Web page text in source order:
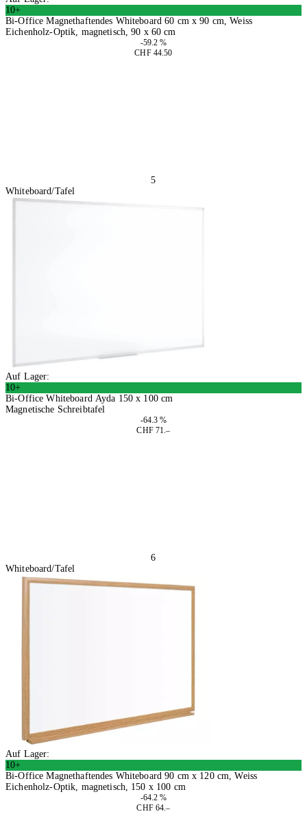
10+
Bi-Office Magnethaftendes Whiteboard 60 cm x 90 cm, Weiss
Eichenholz-Optik, magnetisch, 90 x 60 cm
-59.2 %
CHF 44.50
5
Whiteboard/Tafel
Auf Lager:
10+
Bi-Office Whiteboard Ayda 150 x 100 cm
Magnetische Schreibtafel
-64.3 %
CHF 71.–
6
Whiteboard/Tafel
Auf Lager:
10+
Bi-Office Magnethaftendes Whiteboard 90 cm x 120 cm, Weiss
Eichenholz-Optik, magnetisch, 150 x 100 cm
-64.2 %
CHF 64.–